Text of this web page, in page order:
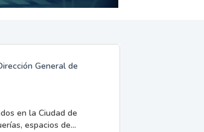
General de
en la Ciudad de
espacios de...